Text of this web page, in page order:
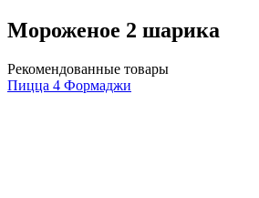
Мороженое 2 шарика
Рекомендованные товары
Пицца 4 Формаджи